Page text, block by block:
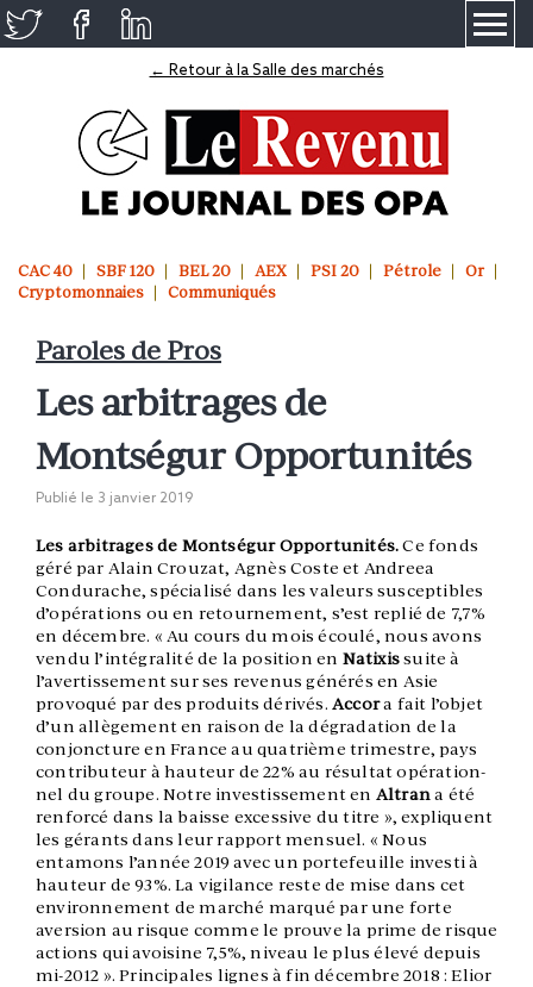
← Retour à la Salle des marchés
CAC 40 SBF 120 BEL 20 AEX PSI 20 Pétrole
Or
Cryptomonnaies
Communiqués
Paroles de Pros
Les arbitrages de
Montségur Opportunités
Publié le 3 janvier 2019
Les arbitrages de Montségur Opportunités.Ce fonds
géré par Alain Crouzat, Agnès Coste et Andreea
Condurache, spécialisé dans les valeurs susceptibles
d’opérations ou en retournement, s’est replié de 7,7%
en décembre. « Au cours du mois écoulé, nous avons
vendu l’intégralité de la position en Natixissuite à
l’avertissement sur ses revenus générés en Asie
provoqué par des produits dérivés. Accora fait l’objet
d’un allègement en raison de la dégradation de la
conjoncture en France au quatrième trimestre, pays
contributeur à hauteur de 22% au résultat opération­
nel du groupe. Notre investissement en Altrana été
renforcé dans la baisse excessive du titre », expliquent
les gérants dans leur rapport mensuel. « Nous
entamons l’année 2019 avec un portefeuille investi à
hauteur de 93%. La vigilance reste de mise dans cet
environnement de marché marqué par une forte
aversion au risque comme le prouve la prime de risque
actions qui avoisine 7,5%, niveau le plus élevé depuis
mi-2012 ». Principales lignes à fin décembre 2018 : Elior